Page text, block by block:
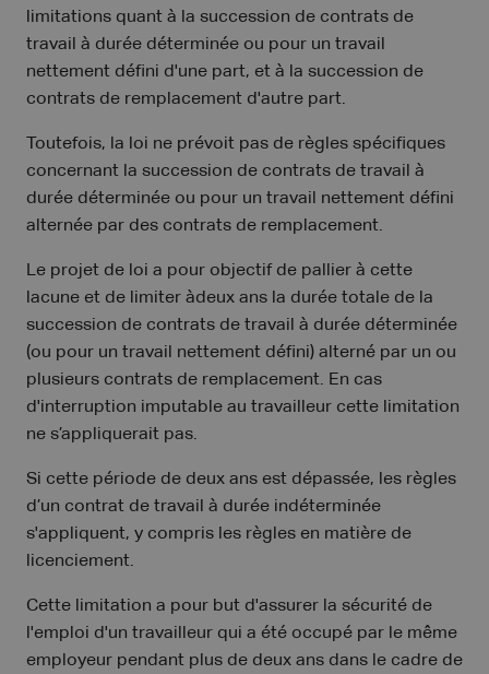
limitations quant à la succession de contrats de
travail à durée déterminée ou pour un travail
nettement défini d'une part, et à la succession de
contrats de remplacement d'autre part.
Toutefois, la loi ne prévoit pas de règles spécifiques
concernant la succession de contrats de travail à
durée déterminée ou pour un travail nettement défini
alternée par des contrats de remplacement.
Le projet de loi a pour objectif de pallier à cette
lacune et de limiter àdeux ans la durée totale de la
succession de contrats de travail à durée déterminée
(ou pour un travail nettement défini) alterné par un ou
plusieurs contrats de remplacement. En cas
d'interruption imputable au travailleur cette limitation
ne s’appliquerait pas.
Si cette période de deux ans est dépassée, les règles
d’un contrat de travail à durée indéterminée
s'appliquent, y compris les règles en matière de
licenciement.
Cette limitation a pour but d'assurer la sécurité de
l'emploi d'un travailleur qui a été occupé par le même
employeur pendant plus de deux ans dans le cadre de